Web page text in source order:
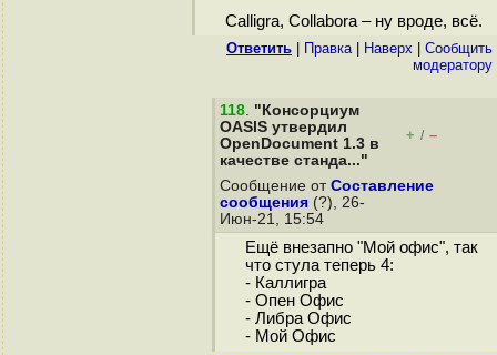
Calligra, Collabora – ну вроде, всё.
Ответить Правка| Наверх
Cообщить
модератору
118. "Консорциум
OASIS утвердил
OpenDocument 1.3 в
качестве станда..."
+ / –
Сообщение от Составление
сообщения (?), 26-
Июн-21, 15:54
Ещё внезапно "Мой офис", так
что стула теперь 4:
- Каллигра
- Опен Офис
- Либра Офис
- Мой Офис